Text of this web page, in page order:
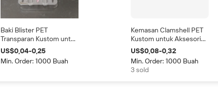
Baki Blister PET
Transparan Kustom untuk
Umpan Pancing, Biaya
Cetakan Kustom Rendah,
Baki Blister Lunak untuk
US$0,04-0,25
Min. Order: 1000 Buah
Kemasan Clamshell PET
Kustom untuk Aksesoris
Memancing Kotak
Clamshell PET
Transparan dengan Kartu
Kertas
US$0,08-0,32
Min. Order: 1000 Buah
3 sold